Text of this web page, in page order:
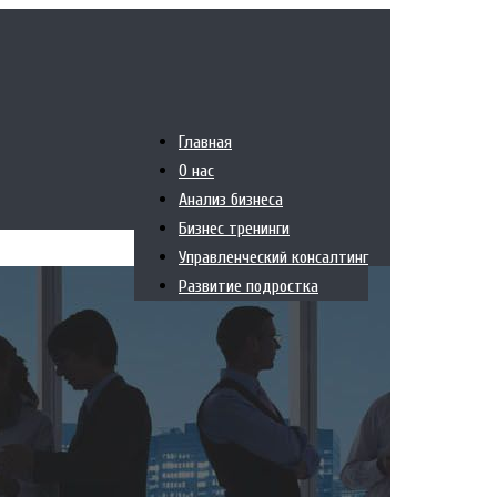
Главная
О нас
Анализ бизнеса
Бизнес тренинги
Управленческий консалтинг
Развитие подростка